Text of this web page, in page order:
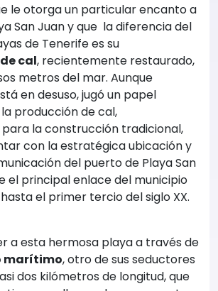
le otorga un particular encanto a
San Juan y que la diferencia del
de Tenerife es su
cal, recientemente restaurado,
metros del mar. Aunque
en desuso, jugó un papel
producción de cal,
la construcción tradicional,
con la estratégica ubicación y
del puerto de Playa San
el principal enlace del municipio
el primer tercio del siglo XX.
a esta hermosa playa a través de
marítimo, otro de sus seductores
dos kilómetros de longitud, que